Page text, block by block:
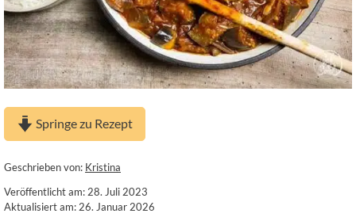
Springe zu Rezept
Geschrieben von: Kristina
Veröffentlicht am: 28. Juli 2023
Aktualisiert am: 26. Januar 2026